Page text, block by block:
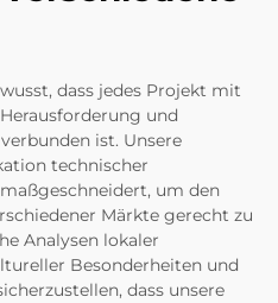
dass jedes Projekt mit
und
ist. Unsere
technischer
um den
Märkte gerecht zu
Analysen lokaler
Besonderheiten und
dass unsere